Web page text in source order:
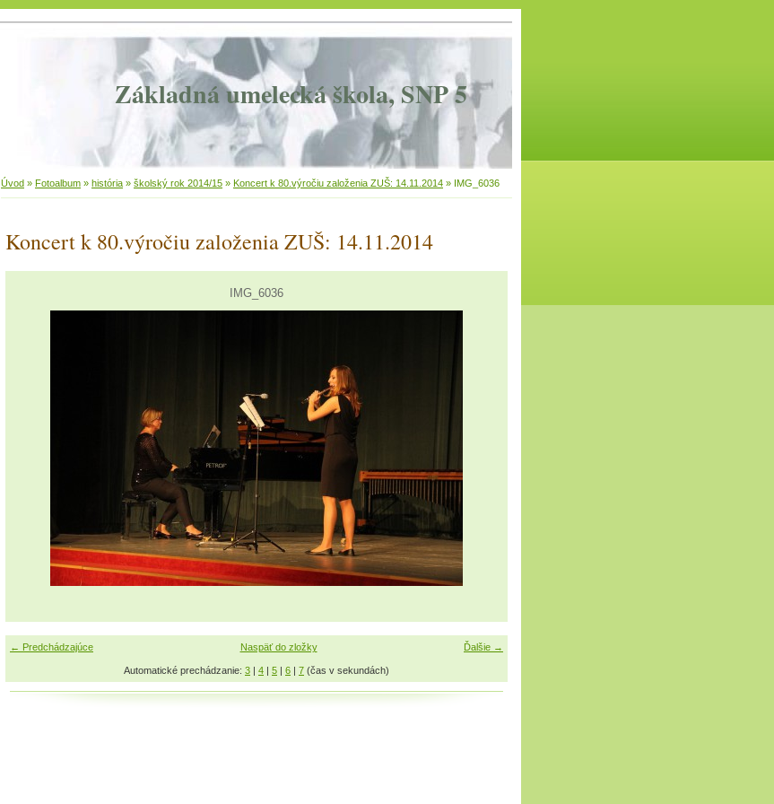
Základná umelecká škola, SNP 5
Úvod » Fotoalbum » história » školský rok 2014/15 » Koncert k 80.výročiu založenia ZUŠ: 14.11.2014 » IMG_6036
Koncert k 80.výročiu založenia ZUŠ: 14.11.2014
IMG_6036
← Predchádzajúce Ďalšie →
Naspäť do zložky
Automatické prechádzanie: 3 | 4 | 5 | 6 | 7 (čas v sekundách)